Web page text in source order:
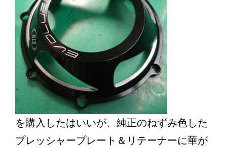
を購入したはいいが、純正のねずみ色した
プレッシャープレート＆リテーナーに華が